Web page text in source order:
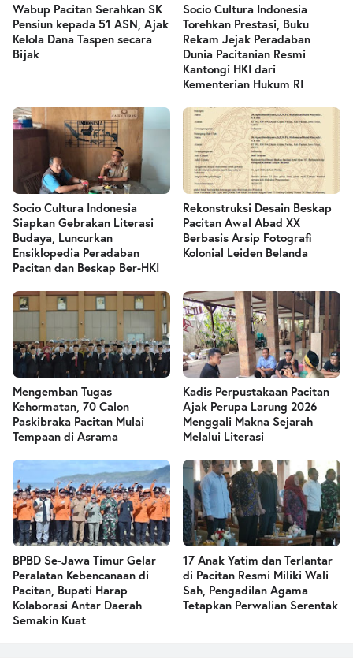
Wabup Pacitan Serahkan SK
Pensiun kepada 51 ASN, Ajak
Kelola Dana Taspen secara
Bijak
Socio Cultura Indonesia
Torehkan Prestasi, Buku
Rekam Jejak Peradaban
Dunia Pacitanian Resmi
Kantongi HKI dari
Kementerian Hukum RI
Socio Cultura Indonesia
Siapkan Gebrakan Literasi
Budaya, Luncurkan
Ensiklopedia Peradaban
Pacitan dan Beskap Ber-HKI
Rekonstruksi Desain Beskap
Pacitan Awal Abad XX
Berbasis Arsip Fotografi
Kolonial Leiden Belanda
Mengemban Tugas
Kehormatan, 70 Calon
Paskibraka Pacitan Mulai
Tempaan di Asrama
Kadis Perpustakaan Pacitan
Ajak Perupa Larung 2026
Menggali Makna Sejarah
Melalui Literasi
BPBD Se-Jawa Timur Gelar
Peralatan Kebencanaan di
Pacitan, Bupati Harap
Kolaborasi Antar Daerah
Semakin Kuat
17 Anak Yatim dan Terlantar
di Pacitan Resmi Miliki Wali
Sah, Pengadilan Agama
Tetapkan Perwalian Serentak